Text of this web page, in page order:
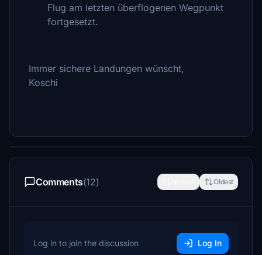
Flug am letzten überflogenen Wegpunkt
fortgesetzt.
Immer sichere Landungen wünscht,
Koschi
Comments(12) Oldest
Log in to join the discussion Log In